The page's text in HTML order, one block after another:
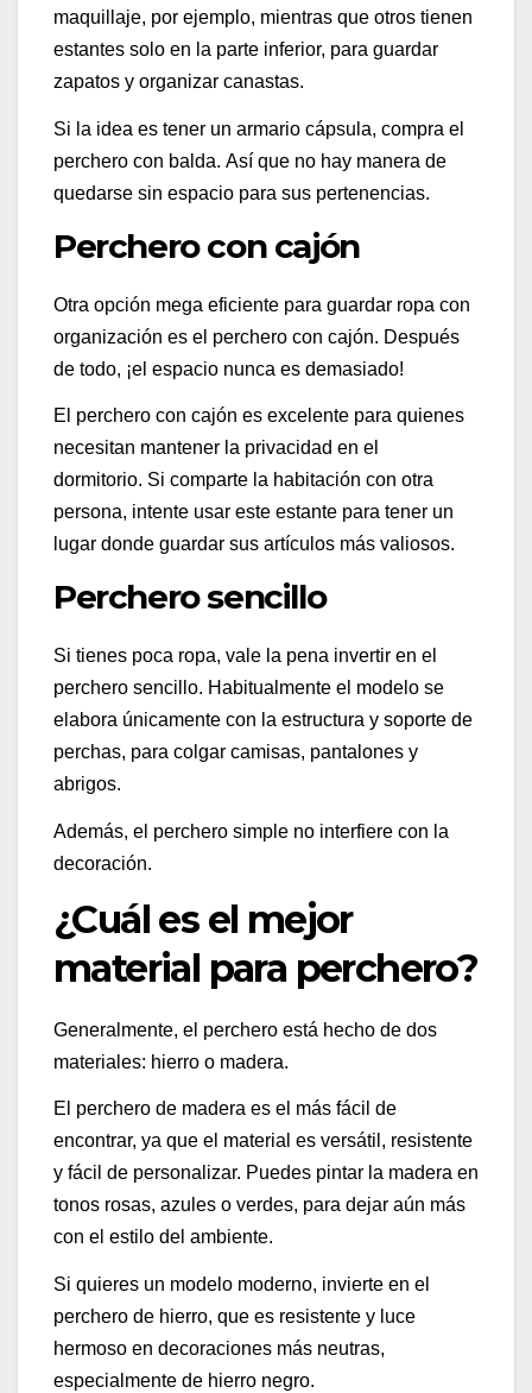
maquillaje, por ejemplo, mientras que otros tienen
estantes solo en la parte inferior, para guardar
zapatos y organizar canastas.
Si la idea es tener un armario cápsula, compra el
perchero con balda. Así que no hay manera de
quedarse sin espacio para sus pertenencias.
Perchero con cajón
Otra opción mega eficiente para guardar ropa con
organización es el perchero con cajón. Después
de todo, ¡el espacio nunca es demasiado!
El perchero con cajón es excelente para quienes
necesitan mantener la privacidad en el
dormitorio. Si comparte la habitación con otra
persona, intente usar este estante para tener un
lugar donde guardar sus artículos más valiosos.
Perchero sencillo
Si tienes poca ropa, vale la pena invertir en el
perchero sencillo. Habitualmente el modelo se
elabora únicamente con la estructura y soporte de
perchas, para colgar camisas, pantalones y
abrigos.
Además, el perchero simple no interfiere con la
decoración.
¿Cuál es el mejor
material para perchero?
Generalmente, el perchero está hecho de dos
materiales: hierro o madera.
El perchero de madera es el más fácil de
encontrar, ya que el material es versátil, resistente
y fácil de personalizar. Puedes pintar la madera en
tonos rosas, azules o verdes, para dejar aún más
con el estilo del ambiente.
Si quieres un modelo moderno, invierte en el
perchero de hierro, que es resistente y luce
hermoso en decoraciones más neutras,
especialmente de hierro negro.